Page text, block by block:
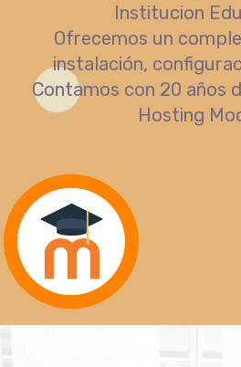
Institucion
Ofrecemos un
instalación,
Contamos con 20 años
Hosting